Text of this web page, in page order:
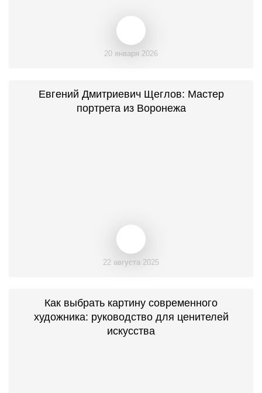
20 января 2026
Евгений Дмитриевич Щеглов: Мастер
портрета из Воронежа
22 августа 2025
Как выбрать картину современного
художника: руководство для ценителей
искусства